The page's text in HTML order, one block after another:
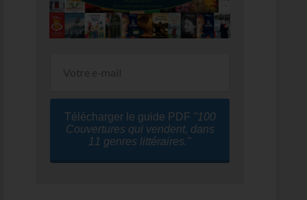
Télécharger le guide PDF "100
Couvertures qui vendent, dans
11 genres littéraires."